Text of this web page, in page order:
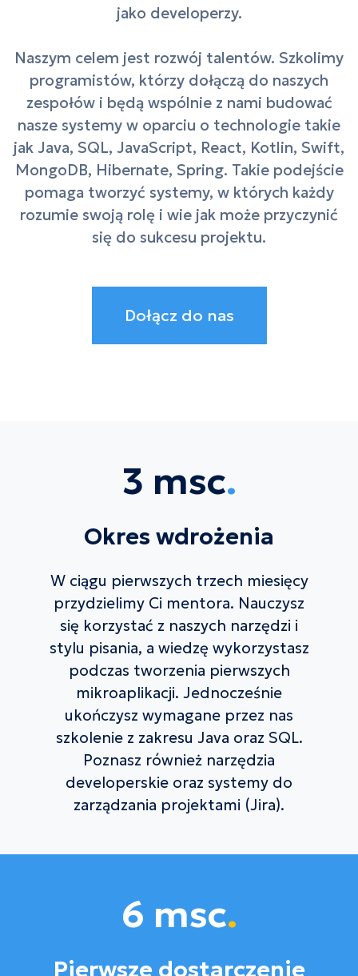
jako developerzy.
Naszym celem jest rozwój talentów. Szkolimy
programistów, którzy dołączą do naszych
zespołów i będą wspólnie z nami budować
nasze systemy w oparciu o technologie takie
jak Java, SQL, JavaScript, React, Kotlin, Swift,
MongoDB, Hibernate, Spring. Takie podejście
pomaga tworzyć systemy, w których każdy
rozumie swoją rolę i wie jak może przyczynić
się do sukcesu projektu.
Dołącz do nas
3 msc.
Okres wdrożenia
W ciągu pierwszych trzech miesięcy
przydzielimy Ci mentora. Nauczysz
się korzystać z naszych narzędzi i
stylu pisania, a wiedzę wykorzystasz
podczas tworzenia pierwszych
mikroaplikacji. Jednocześnie
ukończysz wymagane przez nas
szkolenie z zakresu Java oraz SQL.
Poznasz również narzędzia
developerskie oraz systemy do
zarządzania projektami (Jira).
6 msc.
Pierwsze dostarczenie